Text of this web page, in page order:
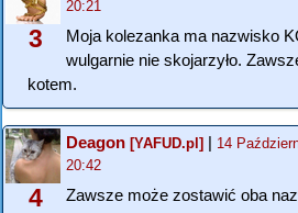
3
20:21
Moja kolezanka ma nazwisko
wulgarnie nie skojarzyło.
kotem.
4
Deagon [YAFUD.pl] | 14
20:42
Zawsze może zostawić oba